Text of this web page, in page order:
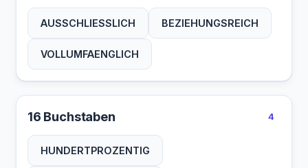
AUSSCHLIESSLICH BEZIEHUNGSREICH
VOLLUMFAENGLICH
16 Buchstaben 4
HUNDERTPROZENTIG